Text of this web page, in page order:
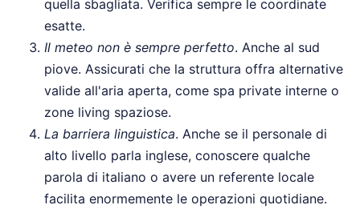
quella sbagliata. Verifica sempre le coordinate
esatte.
Il meteo non è sempre perfetto. Anche al sud
piove. Assicurati che la struttura offra alternative
valide all'aria aperta, come spa private interne o
zone living spaziose.
La barriera linguistica. Anche se il personale di
alto livello parla inglese, conoscere qualche
parola di italiano o avere un referente locale
facilita enormemente le operazioni quotidiane.